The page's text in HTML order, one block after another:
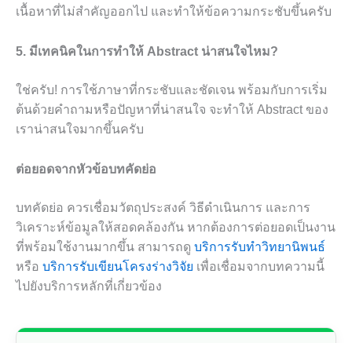
เนื้อหาที่ไม่สำคัญออกไป และทำให้ข้อความกระชับขึ้นครับ
5. มีเทคนิคในการทำให้ Abstract น่าสนใจไหม?
ใช่ครับ! การใช้ภาษาที่กระชับและชัดเจน พร้อมกับการเริ่ม
ต้นด้วยคำถามหรือปัญหาที่น่าสนใจ จะทำให้ Abstract ของ
เราน่าสนใจมากขึ้นครับ
ต่อยอดจากหัวข้อบทคัดย่อ
บทคัดย่อ ควรเชื่อมวัตถุประสงค์ วิธีดำเนินการ และการ
วิเคราะห์ข้อมูลให้สอดคล้องกัน หากต้องการต่อยอดเป็นงาน
ที่พร้อมใช้งานมากขึ้น สามารถดู บริการรับทำวิทยานิพนธ์
หรือ บริการรับเขียนโครงร่างวิจัย เพื่อเชื่อมจากบทความนี้
ไปยังบริการหลักที่เกี่ยวข้อง